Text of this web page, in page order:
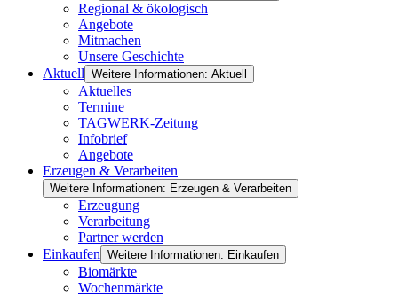
Regional & ökologisch
Angebote
Mitmachen
Unsere Geschichte
Aktuell Weitere Informationen: Aktuell
Aktuelles
Termine
TAGWERK-Zeitung
Infobrief
Angebote
Erzeugen & Verarbeiten
Weitere Informationen: Erzeugen & Verarbeiten
Erzeugung
Verarbeitung
Partner werden
Einkaufen Weitere Informationen: Einkaufen
Biomärkte
Wochenmärkte